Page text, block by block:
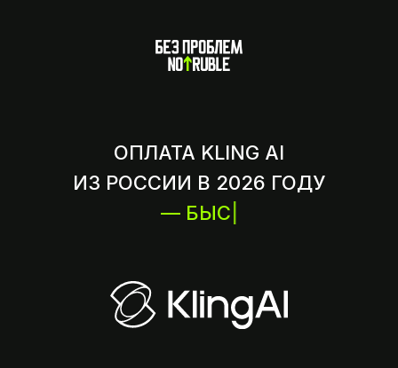
ОПЛАТА KLING AI
ИЗ РОССИИ В 2026 ГОДУ
— БЫСТРО